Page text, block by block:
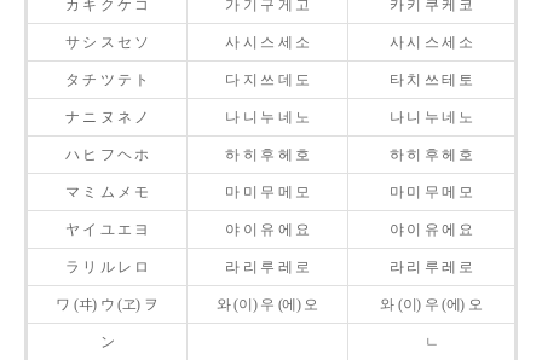
カ キ ク ケ コ 가 기 구 게 고 카 키 쿠 케 코
サ シ ス セ ソ 사 시 스 세 소 사 시 스 세 소
タ チ ツ テ ト 다 지 쓰 데 도 타 치 쓰 테 토
ナ ニ ヌ ネ ノ 나 니 누 네 노 나 니 누 네 노
ハ ヒ フ ヘ ホ 하 히 후 헤 호 하 히 후 헤 호
マ ミ ム メ モ 마 미 무 메 모 마 미 무 메 모
ヤ イ ユ エ ヨ 야 이 유 에 요 야 이 유 에 요
ラ リ ル レ ロ 라 리 루 레 로 라 리 루 레 로
ワ (ヰ) ウ (ヱ) ヲ 와 (이) 우 (에) 오 와 (이) 우 (에) 오
ン ㄴ